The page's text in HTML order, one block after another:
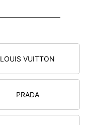
LOUIS VUITTON
PRADA